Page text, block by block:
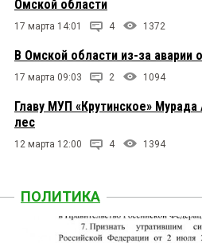
губернатор обещал
семьи и
соседнем кабинете
Атос 8 ноября 2025 в
провожают, то
Удачи новому главе
Омской области
17 марта 14:01 4 1372
В Омской области из-за
17 марта 09:03 2 1094
Главу МУП «Крутинское»
лес
12 марта 12:00 4 1394
ПОЛИТИКА